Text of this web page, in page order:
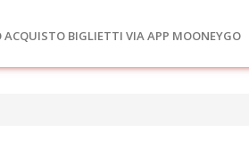
ACQUISTO BIGLIETTI VIA APP MOONEYGO